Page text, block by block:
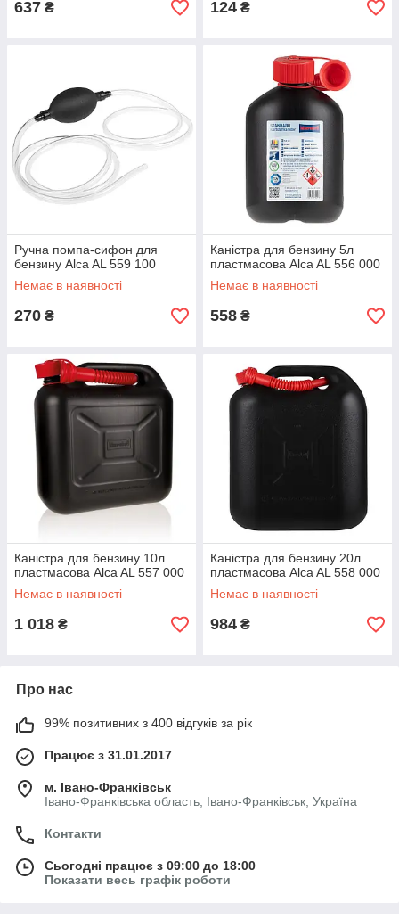
637 ₴ 124 ₴
Ручна помпа-сифон для
бензину Alca AL 559 100
Немає в наявності
270 ₴
Каністра для бензину 5л
пластмасова Alca AL 556 000
Немає в наявності
558 ₴
Каністра для бензину 10л
пластмасова Alca AL 557 000
Немає в наявності
1 018 ₴
Каністра для бензину 20л
пластмасова Alca AL 558 000
Немає в наявності
984 ₴
Про нас
99% позитивних з 400 відгуків за рік
Працює з 31.01.2017
м. Івано-Франківськ
Івано-Франківська область, Івано-Франківськ, Україна
Контакти
Сьогодні працює з 09:00 до 18:00
Показати весь графік роботи